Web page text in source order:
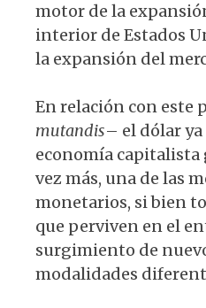
motor de la
interior de Estados
la expansión del
En relación con este
mutandis– el dólar ya
economía capitalista
vez más, una de las
monetarios, si bien
que perviven en el
surgimiento de
modalidades